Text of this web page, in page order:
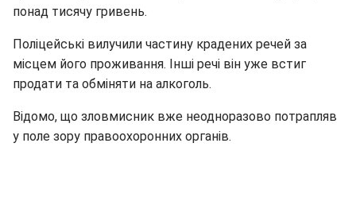
понад тисячу гривень.
Поліцейські вилучили частину крадених речей за
місцем його проживання. Інші речі він уже встиг
продати та обміняти на алкоголь.
Відомо, що зловмисник вже неодноразово потрапляв
у поле зору правоохоронних органів.